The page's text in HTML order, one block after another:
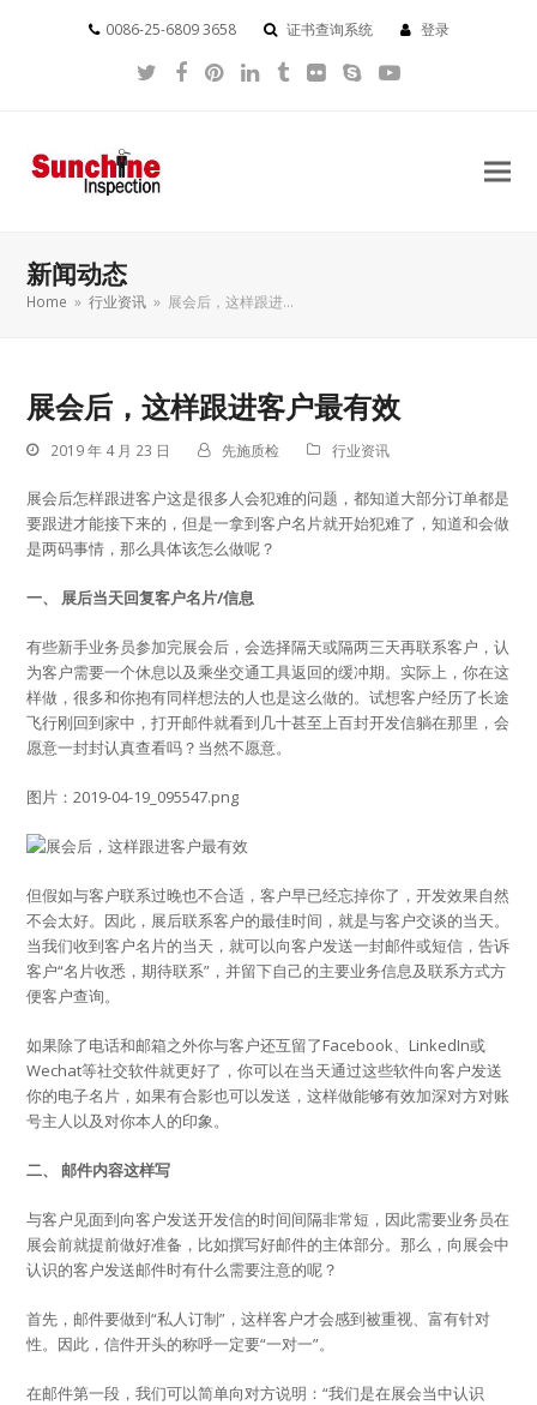
0086-25-6809 3658 证书查询系统 登录
Twitter
Facebook
Pinterest
LinkedIn
Tumblr
FlickrSkypeYouTube
新闻动态
Home » 行业资讯 » 展会后，这样跟进…
展会后，这样跟进客户最有效
2019 年 4 月 23 日 先施质检 行业资讯
展会后怎样跟进客户这是很多人会犯难的问题，都知道大部分订单都是
要跟进才能接下来的，但是一拿到客户名片就开始犯难了，知道和会做
是两码事情，那么具体该怎么做呢？
一、 展后当天回复客户名片/信息
有些新手业务员参加完展会后，会选择隔天或隔两三天再联系客户，认
为客户需要一个休息以及乘坐交通工具返回的缓冲期。实际上，你在这
样做，很多和你抱有同样想法的人也是这么做的。试想客户经历了长途
飞行刚回到家中，打开邮件就看到几十甚至上百封开发信躺在那里，会
愿意一封封认真查看吗？当然不愿意。
图片：2019-04-19_095547.png
但假如与客户联系过晚也不合适，客户早已经忘掉你了，开发效果自然
不会太好。因此，展后联系客户的最佳时间，就是与客户交谈的当天。
当我们收到客户名片的当天，就可以向客户发送一封邮件或短信，告诉
客户“名片收悉，期待联系”，并留下自己的主要业务信息及联系方式方
便客户查询。
如果除了电话和邮箱之外你与客户还互留了Facebook、LinkedIn或
Wechat等社交软件就更好了，你可以在当天通过这些软件向客户发送
你的电子名片，如果有合影也可以发送，这样做能够有效加深对方对账
号主人以及对你本人的印象。
二、 邮件内容这样写
与客户见面到向客户发送开发信的时间间隔非常短，因此需要业务员在
展会前就提前做好准备，比如撰写好邮件的主体部分。那么，向展会中
认识的客户发送邮件时有什么需要注意的呢？
首先，邮件要做到“私人订制”，这样客户才会感到被重视、富有针对
性。因此，信件开头的称呼一定要“一对一”。
在邮件第一段，我们可以简单向对方说明：“我们是在展会当中认识